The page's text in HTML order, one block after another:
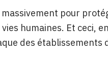
pour
humaines. Et ceci, en
des établissements